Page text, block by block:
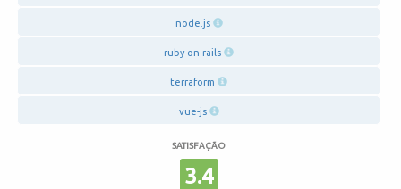
node.js
ruby-on-rails
terraform
vue-js
SATISFAÇÃO
3.4